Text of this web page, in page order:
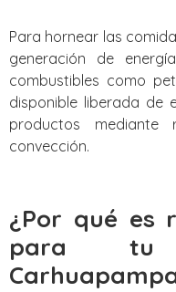
Para hornear las
generación de
combustibles como
disponible liberada de
productos
convección.
¿Por qué es
para tu